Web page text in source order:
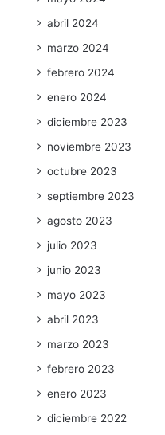
abril 2024
marzo 2024
febrero 2024
enero 2024
diciembre 2023
noviembre 2023
octubre 2023
septiembre 2023
agosto 2023
julio 2023
junio 2023
mayo 2023
abril 2023
marzo 2023
febrero 2023
enero 2023
diciembre 2022